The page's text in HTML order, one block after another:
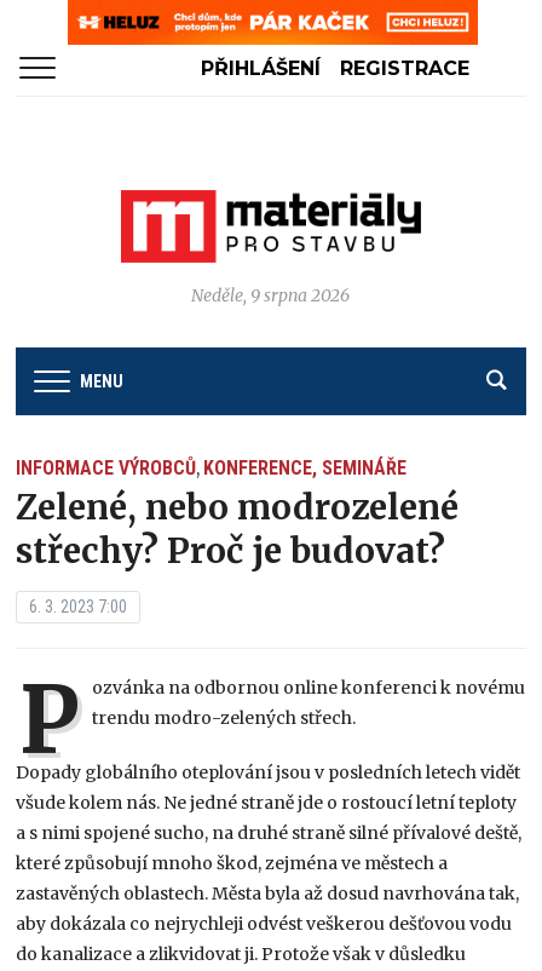
PŘIHLÁŠENÍ REGISTRACE
Neděle, 9 srpna 2026
MENU
INFORMACE VÝROBCŮ, KONFERENCE, SEMINÁŘE
Zelené, nebo modrozelené
střechy? Proč je budovat?
6. 3. 2023 7:00
P ozvánka na odbornou online konferenci k novému
trendu modro-zelených střech.
Dopady globálního oteplování jsou v posledních letech vidět
všude kolem nás. Ne jedné straně jde o rostoucí letní teploty
a s nimi spojené sucho, na druhé straně silné přívalové deště,
které způsobují mnoho škod, zejména ve městech a
zastavěných oblastech. Města byla až dosud navrhována tak,
aby dokázala co nejrychleji odvést veškerou dešťovou vodu
do kanalizace a zlikvidovat ji. Protože však v důsledku